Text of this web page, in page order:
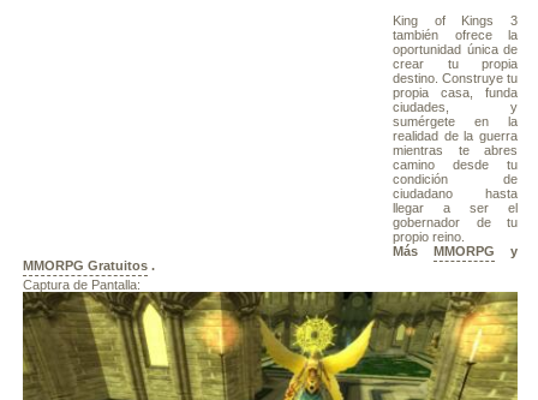
King of Kings 3
también ofrece la
oportunidad única de
crear tu propia
destino. Construye tu
propia casa, funda
ciudades, y
sumérgete en la
realidad de la guerra
mientras te abres
camino desde tu
condición de
ciudadano hasta
llegar a ser el
gobernador de tu
propio reino.
MásMMORPG y
MMORPG Gratuitos .
Captura de Pantalla: